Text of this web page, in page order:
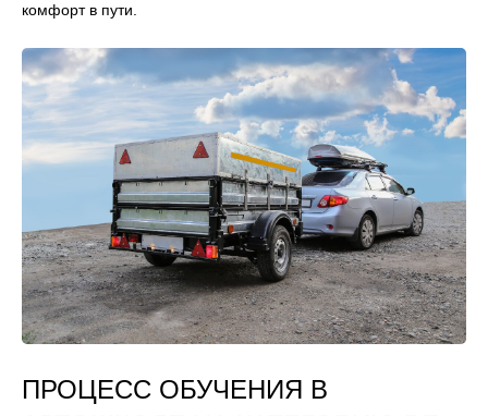
комфорт в пути.
ПРОЦЕСС ОБУЧЕНИЯ В